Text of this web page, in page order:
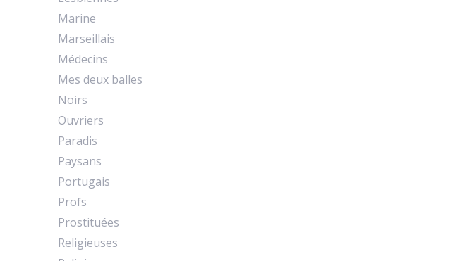
Marine
Marseillais
Médecins
Mes deux balles
Noirs
Ouvriers
Paradis
Paysans
Portugais
Profs
Prostituées
Religieuses